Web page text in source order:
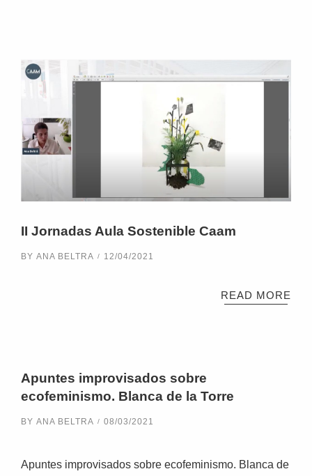
II Jornadas Aula Sostenible Caam
BY ANA BELTRA 12/04/2021
READ MORE
Apuntes improvisados sobre
ecofeminismo. Blanca de la Torre
BY ANA BELTRA 08/03/2021
Apuntes improvisados sobre ecofeminismo. Blanca de